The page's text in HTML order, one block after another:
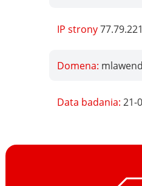
IP strony
Domena:
Data badania:21-